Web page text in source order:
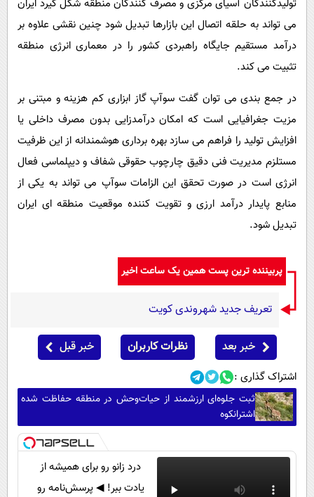
تولیدکنندگان آسیای مرکزی و مصرف کنندگان منطقه شکل گیرد ایران
می تواند به حلقه اتصال این بازارها تبدیل شود چنین نقشی علاوه بر
درآمد مستقیم جایگاه راهبردی کشور را در معماری انرژی منطقه
تثبیت می کند.
در جمع بندی می توان گفت سوآپ گاز ابزاری کم هزینه و مبتنی بر
مزیت جغرافیایی است که امکان درآمدزایی بدون مصرف داخلی یا
افزایش تولید را فراهم می سازد بهره برداری هوشمندانه از این ظرفیت
مستلزم مدیریت فنی دقیق چارچوب حقوقی شفاف و دیپلماسی فعال
انرژی است در صورت تحقق این الزامات سوآپ می تواند به یکی از
منابع پایدار درآمد ارزی و تقویت کننده موقعیت منطقه ای ایران
تبدیل شود.
پربیننده ترین پست همین یک ساعت اخیر
تعریف جدید شهروندی کویت
خبر بعد نظرات کاربران خبر قبل
اشتراک گذاری :
ثبت جلوه‌ای ارزشمند از حیات‌وحش در منطقه حفاظت شده
اشترانکوه
درد زانو رو برای همیشه از
یادت ببر! ◀ پرسش‌نامه رو